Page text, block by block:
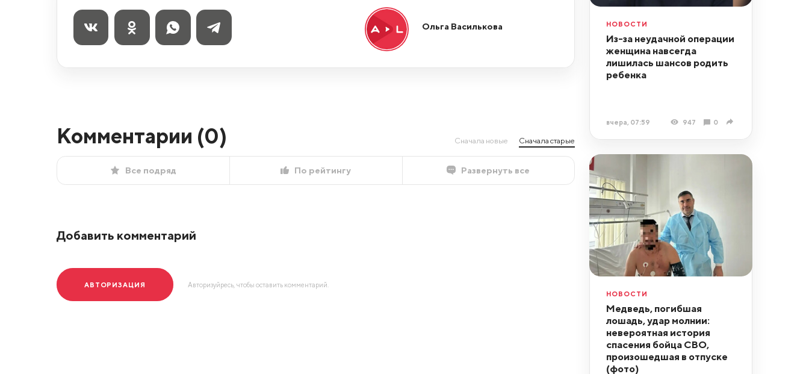
Ольга Василькова
Комментарии (0) Сначала новые Сначала старые
Все подряд По рейтингу Развернуть все
Добавить комментарий
АВТОРИЗАЦИЯ Авторизуйресь, чтобы оставить комментарий.
НОВОСТИ
Из-за неудачной операции
женщина навсегда
лишилась шансов родить
ребенка
вчера, 07:59 947 0
НОВОСТИ
Медведь, погибшая
лошадь, удар молнии:
невероятная история
спасения бойца СВО,
произошедшая в отпуске
(фото)